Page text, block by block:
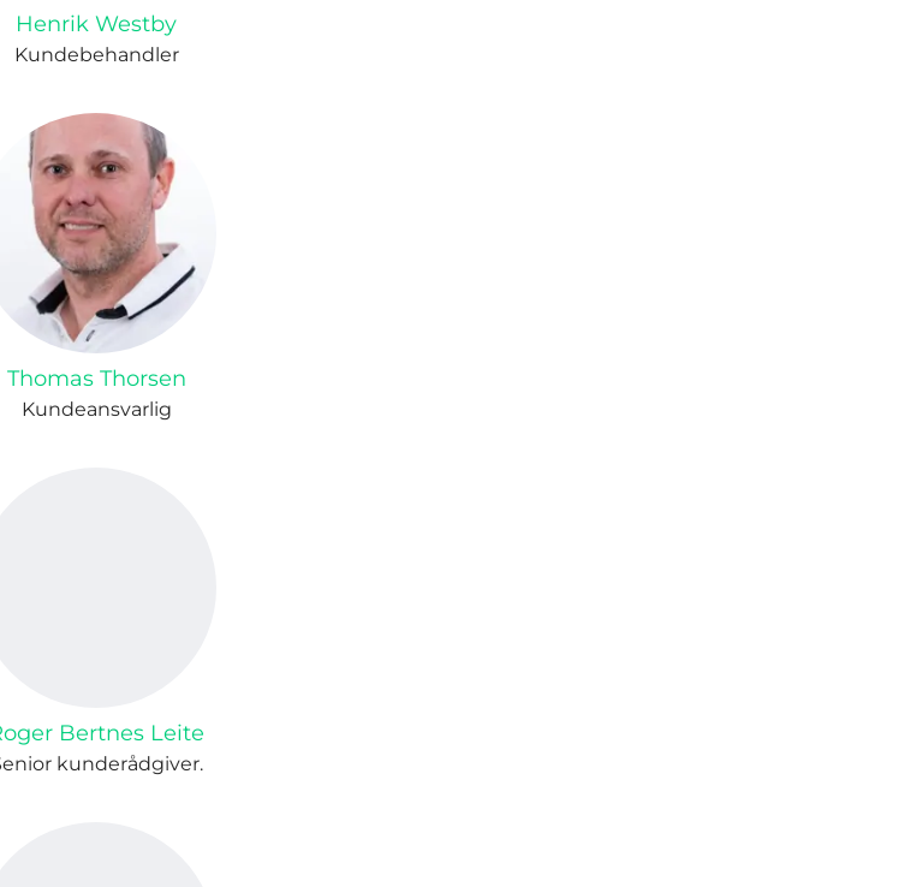
Henrik Westby
Kundebehandler
Thomas Thorsen
Kundeansvarlig
Bertnes Leite
kunderådgiver.